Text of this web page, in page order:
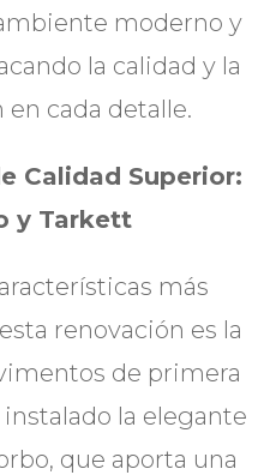
moderno y
la calidad y la
en cada detalle.
Calidad Superior:
y Tarkett
más
renovación es la
de primera
la elegante
que aporta una